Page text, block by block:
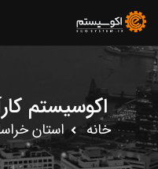
اکوسیستم
خانه استان